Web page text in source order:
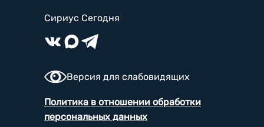
Сириус Сегодня
Версия для слабовидящих
Политика в отношении обработки
персональных данных